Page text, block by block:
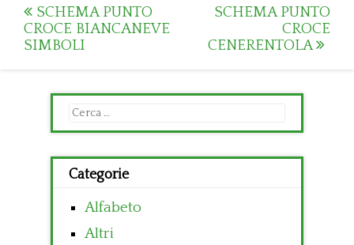
Post
navigation
SCHEMA PUNTO
CROCE BIANCANEVE
SIMBOLI
SCHEMA PUNTO
CROCE
CENERENTOLA
Ricerca
per:
Categorie
Alfabeto
Altri